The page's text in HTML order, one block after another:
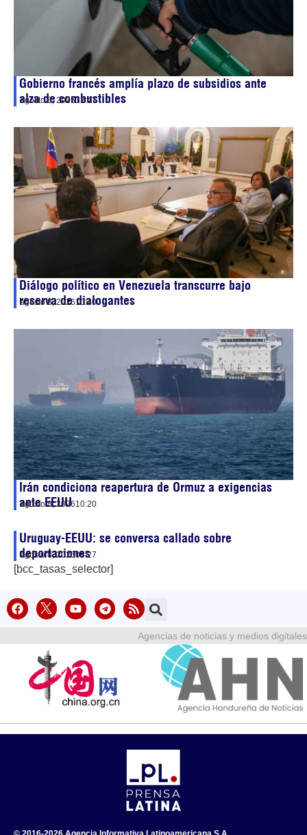
Gobierno francés amplía plazo de subsidios ante
alza de combustibles
agosto 8, 202612:47
Diálogo político en Venezuela transcurre bajo
reserva de dialogantes
agosto 8, 202610:40
Irán condiciona reapertura de Ormuz a exigencias
ante EEUU
agosto 8, 202610:20
Uruguay-EEUU: se conversa callado sobre
deportaciones
agosto 8, 202608:27
[bcc_tasas_selector]
Agencias de noticias y medios digitales